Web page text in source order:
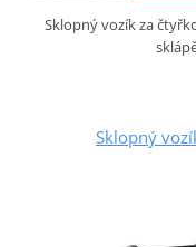
Sklopný vozík za
Sklopný